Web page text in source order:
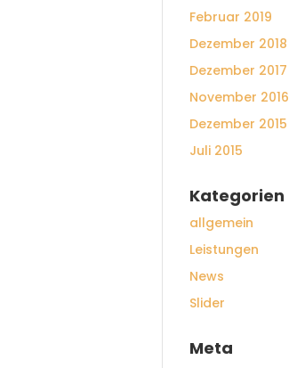
Februar 2019
Dezember 2018
Dezember 2017
November 2016
Dezember 2015
Juli 2015
Kategorien
allgemein
Leistungen
News
Slider
Meta